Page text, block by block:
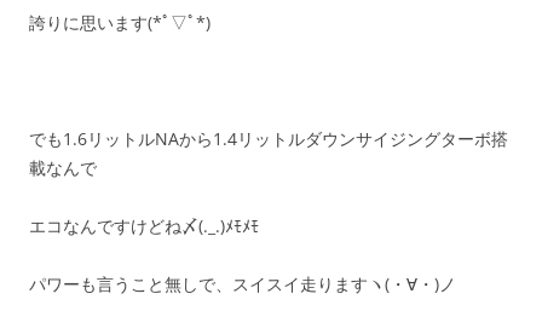
誇りに思います(*ﾟ▽ﾟ*)
でも1.6リットルNAから1.4リットルダウンサイジングターボ搭
載なんで
エコなんですけどね〆(._.)ﾒﾓﾒﾓ
パワーも言うこと無しで、スイスイ走りますヽ(・∀・)ノ